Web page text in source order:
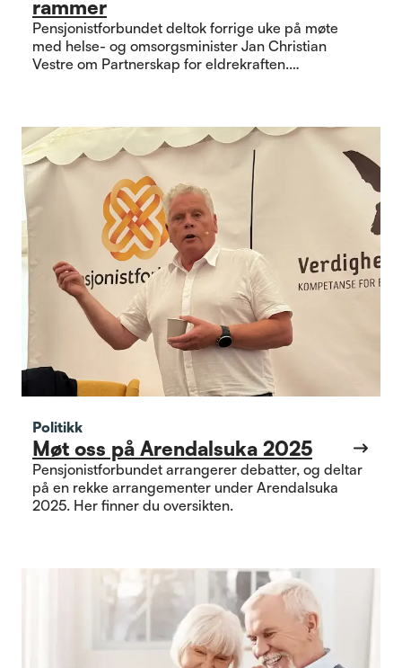
rammer
Pensjonistforbundet deltok forrige uke på møte
med helse- og omsorgsminister Jan Christian
Vestre om Partnerskap for eldrekraften.
Politikk
Møt oss på Arendalsuka 2025
Pensjonistforbundet arrangerer debatter, og deltar
på en rekke arrangementer under Arendalsuka
2025. Her finner du oversikten.